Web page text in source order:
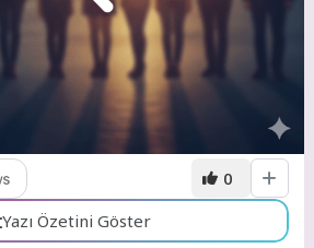
0
Yazı Özetini Göster